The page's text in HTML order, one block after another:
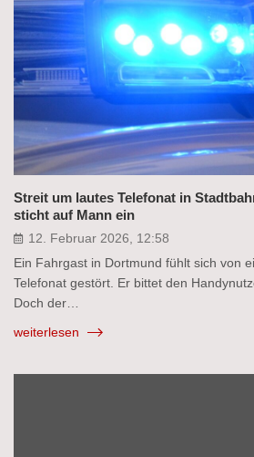
Streit um lautes Telefonat in
sticht auf Mann ein
12. Februar 2026, 12:58
Ein Fahrgast in Dortmund fühlt sich von
Telefonat gestört. Er bittet den
Doch der…
weiterlesen